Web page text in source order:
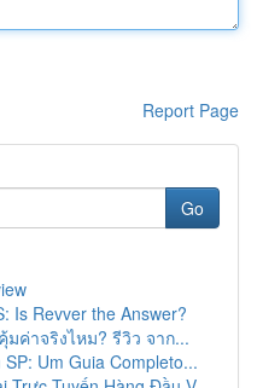
Report Page
Go
Is Revver the Answer?
ค่าจริงไหม? รีวิว จาก...
Um Guia Completo...